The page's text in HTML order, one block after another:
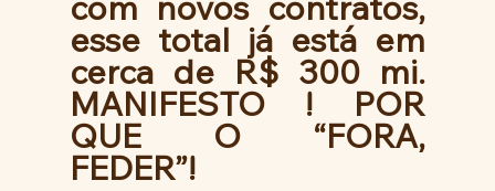
esse total já está em
cerca de R$ 300 mi.
MANIFESTO ! POR
QUE O “FORA,
FEDER”!